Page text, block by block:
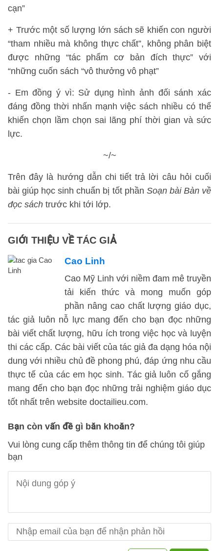
cạn”
+ Trước một số lượng lớn sách sẽ khiến con người
“tham nhiều mà không thực chất”, không phân biệt
được những “tác phẩm cơ bản đích thực” với
“những cuốn sách “vô thưởng vô phạt”
- Em đồng ý vì: Sử dụng hình ảnh đối sánh xác
đáng đồng thời nhấn mạnh việc sách nhiều có thể
khiến chọn lầm chọn sai lãng phí thời gian và sức
lực.
~/~
Trên đây là hướng dẫn chi tiết trả lời câu hỏi cuối
bài giúp học sinh chuẩn bị tốt phần Soạn bài Bàn về
đọc sách trước khi tới lớp.
GIỚI THIỆU VỀ TÁC GIẢ
Cao Linh
Cao Mỹ Linh với niềm đam mê truyền
tải kiến thức và mong muốn góp
phần nâng cao chất lượng giáo dục,
tác giả luôn nỗ lực mang đến cho bạn đọc những
bài viết chất lượng, hữu ích trong việc học và luyện
thi các cấp. Các bài viết của tác giả đa dạng hóa nội
dung với nhiều chủ đề phong phú, đáp ứng nhu cầu
thực tế của các em học sinh. Tác giả luôn cố gắng
mang đến cho bạn đọc những trải nghiệm giáo dục
tốt nhất trên website doctailieu.com.
Bạn còn vấn đề gì băn khoăn?
Vui lòng cung cấp thêm thông tin để chúng tôi giúp
bạn